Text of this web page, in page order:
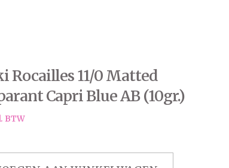
Rocailles 11/0 Matted
Capri Blue AB (10gr.)
BTW